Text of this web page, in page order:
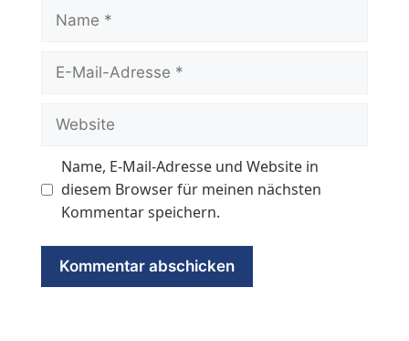
Name
Mail-
Website
Name, E-Mail-Adresse und Website in
diesem Browser für meinen nächsten
Kommentar speichern.